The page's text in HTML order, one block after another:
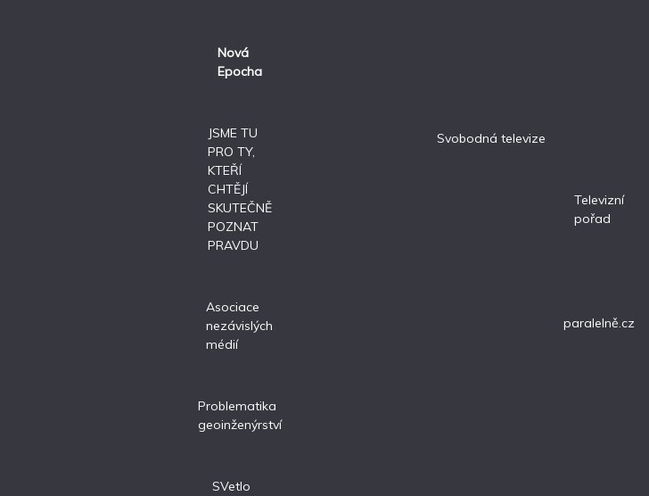
Nová
Epocha
JSME TU
PRO TY,
KTEŘÍ
CHTĚJÍ
SKUTEČNĚ
POZNAT
PRAVDU
Asociace
nezávislých
médií
Problematika
geoinženýrství
SVetlo
Svobodná televize
Televizní
pořad
paralelně.cz